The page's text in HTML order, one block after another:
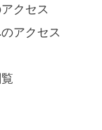
クセス
アクセス